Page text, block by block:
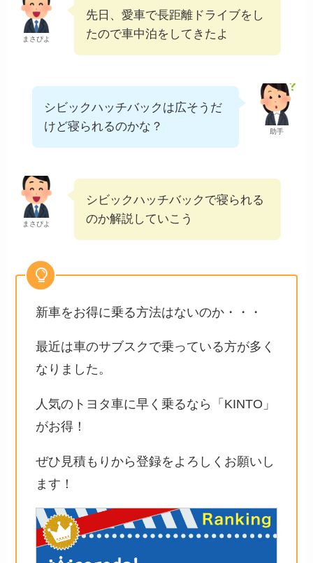
まさぴよ
先日、愛車で長距離ドライブをし
たので車中泊をしてきたよ
助手
シビックハッチバックは広そうだ
けど寝られるのかな？
まさぴよ
シビックハッチバックで寝られる
のか解説していこう
新車をお得に乗る方法はないのか・・・
最近は車のサブスクで乗っている方が多く
なりました。
人気のトヨタ車に早く乗るなら「KINTO」
がお得！
ぜひ見積もりから登録をよろしくお願いし
ます！